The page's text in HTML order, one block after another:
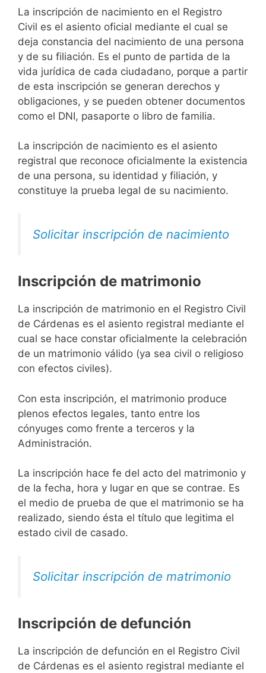
La inscripción de nacimiento en el Registro
Civil es el asiento oficial mediante el cual se
deja constancia del nacimiento de una persona
y de su filiación. Es el punto de partida de la
vida jurídica de cada ciudadano, porque a partir
de esta inscripción se generan derechos y
obligaciones, y se pueden obtener documentos
como el DNI, pasaporte o libro de familia.
La inscripción de nacimiento es el asiento
registral que reconoce oficialmente la existencia
de una persona, su identidad y filiación, y
constituye la prueba legal de su nacimiento.
Solicitar inscripción de nacimiento
Inscripción de matrimonio
La inscripción de matrimonio en el Registro Civil
de Cárdenas es el asiento registral mediante el
cual se hace constar oficialmente la celebración
de un matrimonio válido (ya sea civil o religioso
con efectos civiles).
Con esta inscripción, el matrimonio produce
plenos efectos legales, tanto entre los
cónyuges como frente a terceros y la
Administración.
La inscripción hace fe del acto del matrimonio y
de la fecha, hora y lugar en que se contrae. Es
el medio de prueba de que el matrimonio se ha
realizado, siendo ésta el título que legitima el
estado civil de casado.
Solicitar inscripción de matrimonio
Inscripción de defunción
La inscripción de defunción en el Registro Civil
de Cárdenas es el asiento registral mediante el